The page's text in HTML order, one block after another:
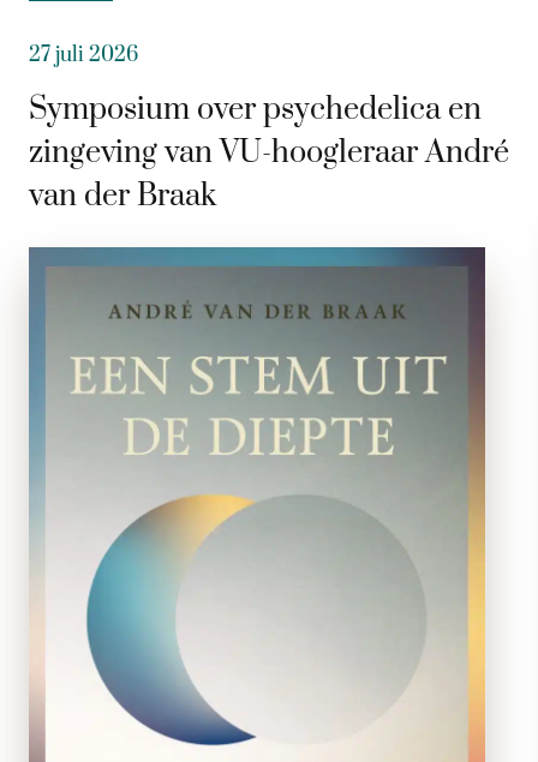
27 juli 2026
Symposium over psychedelica en
zingeving van VU-hoogleraar André
van der Braak